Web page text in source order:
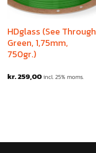
HDglass (See Through
Green, 1,75mm,
750gr.)
kr.259,00incl. 25% moms.